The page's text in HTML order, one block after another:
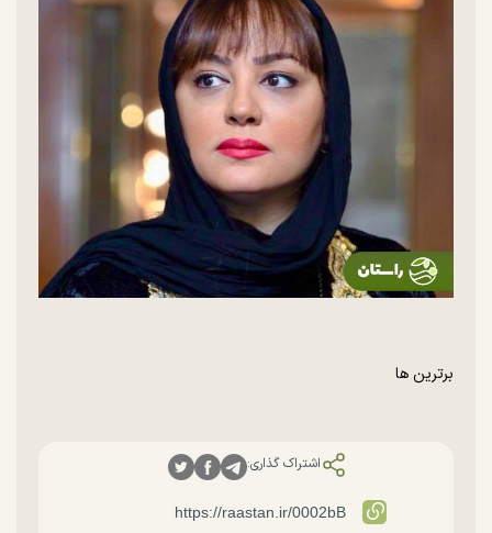
برترین ها
اشتراک گذاری: